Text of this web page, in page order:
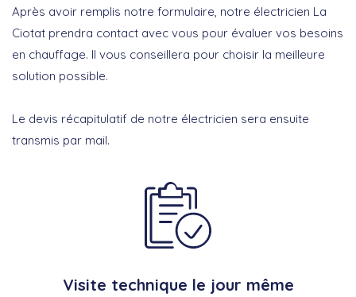
Après avoir remplis notre formulaire, notre électricien La
Ciotat prendra contact avec vous pour évaluer vos besoins
en chauffage. Il vous conseillera pour choisir la meilleure
solution possible.
Le devis récapitulatif de notre électricien sera ensuite
transmis par mail.
Visite technique le jour même